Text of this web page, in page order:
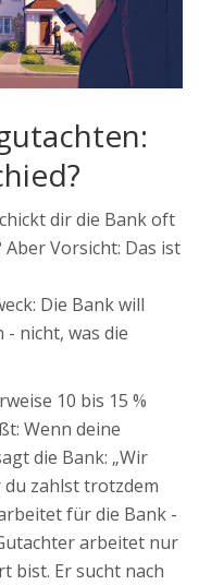
dir die Bank oft
Vorsicht: Das ist
Die Bank will
- nicht, was die
10 bis 15 %
Wenn deine
die Bank: „Wir
du zahlst trotzdem
für die Bank -
arbeitet nur
bist. Er sucht nach